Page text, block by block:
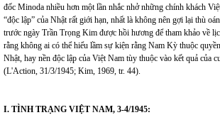
đốc Minoda nhiều hơn một lần nhắc nhở những chính khách
“độc lập” của Nhật rất giới hạn, nhất là không nên gợi lại thù
trước ngày Trần Trọng Kim được hồi hương để tham khảo về
rằng không ai có thể hiểu lầm sự kiện rằng Nam Kỳ thuộc
Nhật, hay nền độc lập của Việt Nam tùy thuộc vào kết quả của
(L'Action, 31/3/1945; Kim, 1969, tr. 44).
I. TÌNH TRẠNG VIỆT NAM, 3-4/1945: